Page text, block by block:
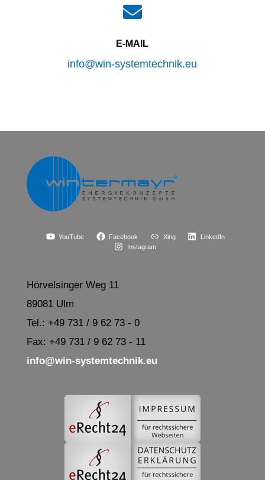

E-MAIL
info@win-systemtechnik.eu
YouTube Facebook Xing
LinkedIn
Instagram
Hörvelsinger Weg 11
89081 Ulm
Tel.: +49 731 / 9 62 73 - 0
Fax: +49 731 / 9 62 73 - 11
info@win-systemtechnik.eu